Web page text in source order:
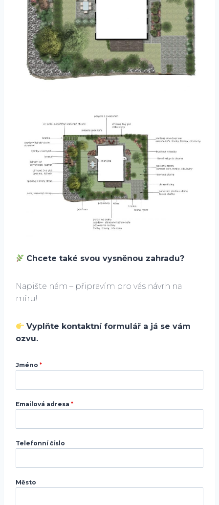
Chcete také svou vysněnou zahradu?
Napište nám – připravím pro vás návrh na
míru!
Vyplňte kontaktní formulář a já se vám
ozvu.
Jméno *
Emailová adresa *
Telefonní číslo
Město